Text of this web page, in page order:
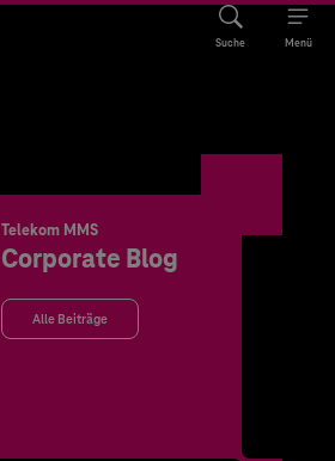
Suche Menü
Telekom MMS
Corporate Blog
Alle Beiträge